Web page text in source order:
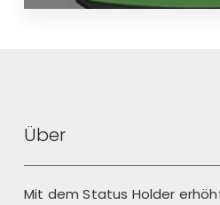
Über
Mit dem Status Holder